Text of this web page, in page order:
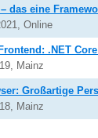
das eine
Online
.NET
Mainz
Großartige
Mainz